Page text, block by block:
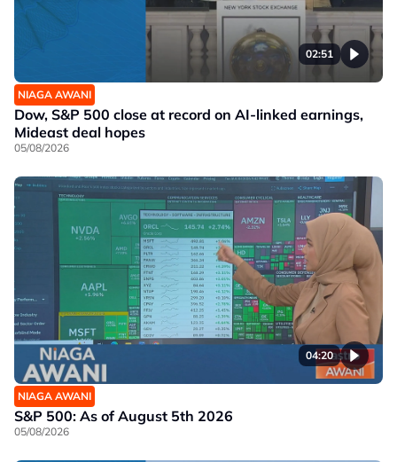
02:51
NIAGA AWANI
Dow, S&P 500 close at record on AI-linked earnings,
Mideast deal hopes
05/08/2026
04:20
NIAGA AWANI
S&P 500: As of August 5th 2026
05/08/2026